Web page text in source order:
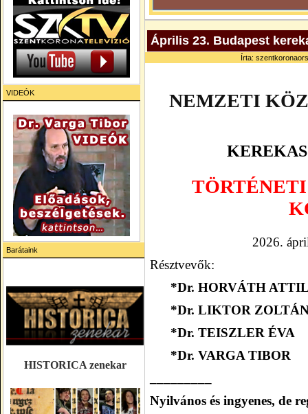
VIDEÓK
Barátaink
HISTORICA zenekar
Április 23. Budapest
Írta:
NEMZETI
2026.
Résztvevők:
*Dr. HORVÁTH
*Dr. LIKTOR
*Dr. TEISZLER ÉVA
*Dr. VARGA TIBOR
Nyilvános és ingyenes, de